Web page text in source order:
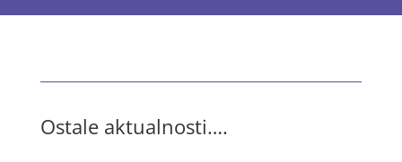
Ostale aktualnosti….